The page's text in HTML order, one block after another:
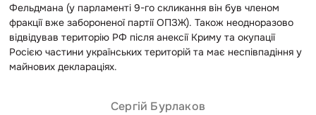
Фельдмана (у парламенті 9-го скликання він був членом
фракції вже забороненої партії ОПЗЖ). Також неодноразово
відвідував територію РФ після анексії Криму та окупації
Росією частини українських територій та має неспівпадіння у
майнових деклараціях.
Сергій Бурлаков